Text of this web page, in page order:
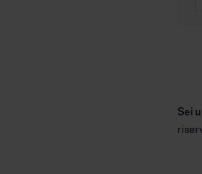
Sei